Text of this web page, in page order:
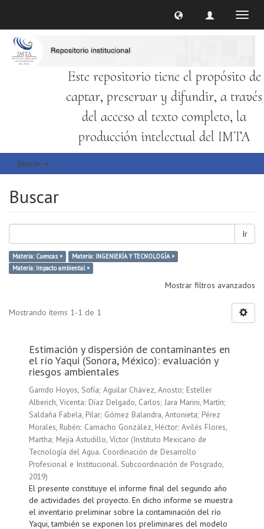
Este repositorio tiene el propósito de
captar, preservar y difundir, a través
del acceso al texto completo, la
producción intelectual del IMTA
Buscar
Buscar
Ir
Materia: Cuencas ×
Materia: INGENIERÍA Y TECNOLOGÍA ×
Materia: Impacto ambiental ×
Mostrar filtros avanzados
Mostrando ítems 1-1 de 1
Estimación y dispersión de contaminantes en
el río Yaqui (Sonora, México): evaluación y
riesgos ambientales
Garrido Hoyos, Sofía; Aguilar Chávez, Ariosto; Esteller
Alberich, Vicenta; Díaz Delgado, Carlos; Jara Marini, Martín;
Saldaña Fabela, Pilar; Gómez Balandra, Antonieta; Pérez
Morales, Rubén; Camacho González, Héctor; Avilés Flores,
Martha; Mejía Astudillo, Víctor (Instituto Mexicano de
Tecnología del Agua. Coordinación de Desarrollo
Profesional e Institucional. Subcoordinación de Posgrado,
2019)
El presente constituye el informe final del segundo año
de actividades del proyecto. En dicho informe se muestra
el inventario preliminar sobre la contaminación del río
Yaqui, también se exponen los preliminares del modelo